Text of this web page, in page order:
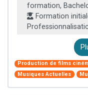
formation,
Formation
Production de films
Musiques Actuelles